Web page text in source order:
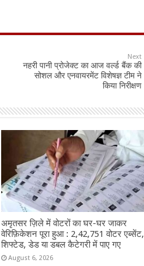
Next
नहरी पानी प्रोजेक्ट का आज वर्ल्ड बैंक की
सोशल और एनवायरमेंट विशेषज्ञ टीम ने
किया निरीक्षण
अमृतसर ज़िले में वोटरों का घर-घर जाकर
वेरिफ़िकेशन पूरा हुआ : 2,42,751 वोटर एब्सेंट,
शिफ्टेड, डेड या डबल कैटेगरी में पाए गए
August 6, 2026